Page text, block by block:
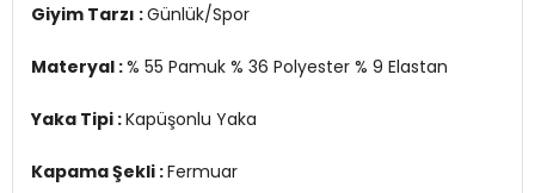
-Göğüste fermuarlı cep
-İple ayarlanabilen kapüşon detayı
Menşei : Türkiye
Giyim Tarzı :Günlük/Spor
Materyal :% 55 Pamuk % 36 Polyester % 9 Elastan
Yaka Tipi :Kapüşonlu Yaka
Kapama Şekli :Fermuar